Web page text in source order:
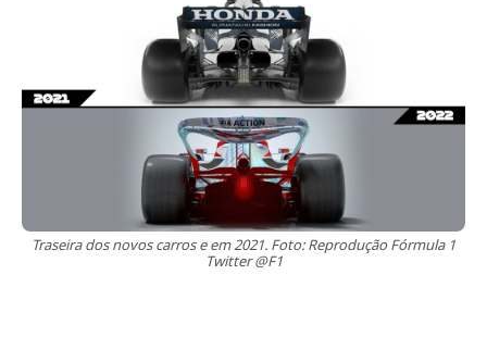
Traseira dos novos carros e em 2021. Foto: Reprodução Fórmula 1
Twitter @F1